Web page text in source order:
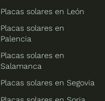
Placas solares en León
Placas solares en
Palencia
Placas solares en
Salamanca
Placas solares en Segovia